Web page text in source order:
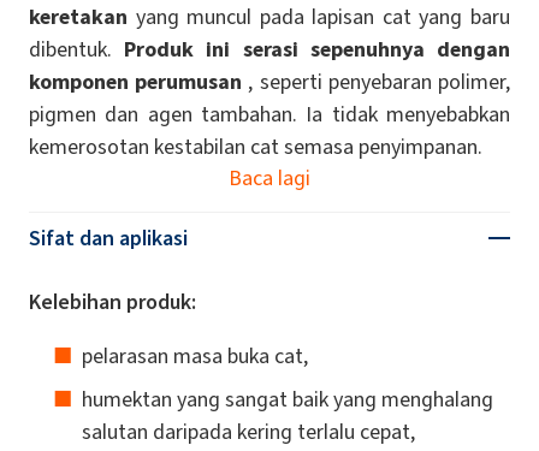
keretakan yang muncul pada lapisan cat yang baru
dibentuk. Produk ini serasi sepenuhnya dengan
komponen perumusan , seperti penyebaran polimer,
pigmen dan agen tambahan. Ia tidak menyebabkan
kemerosotan kestabilan cat semasa penyimpanan.
Baca lagi
Sifat dan aplikasi
Kelebihan produk:
pelarasan masa buka cat,
humektan yang sangat baik yang menghalang
salutan daripada kering terlalu cepat,